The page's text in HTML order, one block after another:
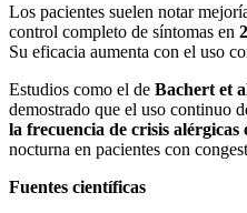
Los pacientes suelen notar
control completo de síntomas en
Su eficacia aumenta con el uso
Estudios como el de Bachert et
demostrado que el uso continuo
la frecuencia de crisis alérgicas
nocturna en pacientes con
Fuentes científicas